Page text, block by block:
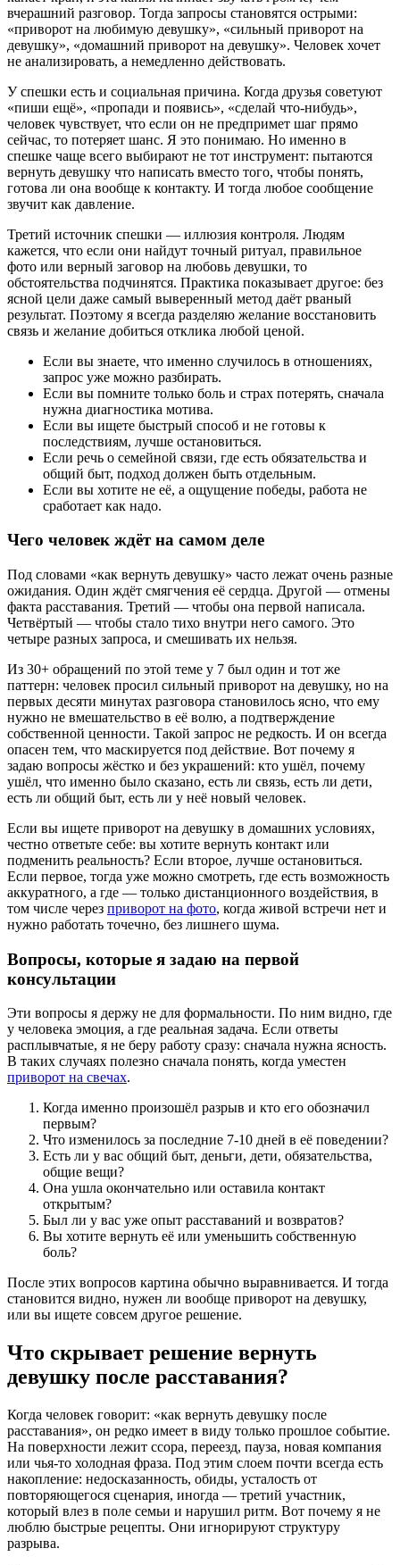
вчерашний разговор. Тогда запросы становятся острыми:
«приворот на любимую девушку», «сильный приворот на
девушку», «домашний приворот на девушку». Человек хочет
не анализировать, а немедленно действовать.
У спешки есть и социальная причина. Когда друзья советуют
«пиши ещё», «пропади и появись», «сделай что-нибудь»,
человек чувствует, что если он не предпримет шаг прямо
сейчас, то потеряет шанс. Я это понимаю. Но именно в
спешке чаще всего выбирают не тот инструмент: пытаются
вернуть девушку что написать вместо того, чтобы понять,
готова ли она вообще к контакту. И тогда любое сообщение
звучит как давление.
Третий источник спешки — иллюзия контроля. Людям
кажется, что если они найдут точный ритуал, правильное
фото или верный заговор на любовь девушки, то
обстоятельства подчинятся. Практика показывает другое: без
ясной цели даже самый выверенный метод даёт рваный
результат. Поэтому я всегда разделяю желание восстановить
связь и желание добиться отклика любой ценой.
Если вы знаете, что именно случилось в отношениях,
запрос уже можно разбирать.
Если вы помните только боль и страх потерять, сначала
нужна диагностика мотива.
Если вы ищете быстрый способ и не готовы к
последствиям, лучше остановиться.
Если речь о семейной связи, где есть обязательства и
общий быт, подход должен быть отдельным.
Если вы хотите не её, а ощущение победы, работа не
сработает как надо.
Чего человек ждёт на самом деле
Под словами «как вернуть девушку» часто лежат очень разные
ожидания. Один ждёт смягчения её сердца. Другой — отмены
факта расставания. Третий — чтобы она первой написала.
Четвёртый — чтобы стало тихо внутри него самого. Это
четыре разных запроса, и смешивать их нельзя.
Из 30+ обращений по этой теме у 7 был один и тот же
паттерн: человек просил сильный приворот на девушку, но на
первых десяти минутах разговора становилось ясно, что ему
нужно не вмешательство в её волю, а подтверждение
собственной ценности. Такой запрос не редкость. И он всегда
опасен тем, что маскируется под действие. Вот почему я
задаю вопросы жёстко и без украшений: кто ушёл, почему
ушёл, что именно было сказано, есть ли связь, есть ли дети,
есть ли общий быт, есть ли у неё новый человек.
Если вы ищете приворот на девушку в домашних условиях,
честно ответьте себе: вы хотите вернуть контакт или
подменить реальность? Если второе, лучше остановиться.
Если первое, тогда уже можно смотреть, где есть возможность
аккуратного, а где — только дистанционного воздействия, в
том числе через приворот на фото, когда живой встречи нет и
нужно работать точечно, без лишнего шума.
Вопросы, которые я задаю на первой
консультации
Эти вопросы я держу не для формальности. По ним видно, где
у человека эмоция, а где реальная задача. Если ответы
расплывчатые, я не беру работу сразу: сначала нужна ясность.
В таких случаях полезно сначала понять, когда уместен
приворот на свечах.
Когда именно произошёл разрыв и кто его обозначил
первым?
Что изменилось за последние 7-10 дней в её поведении?
Есть ли у вас общий быт, деньги, дети, обязательства,
общие вещи?
Она ушла окончательно или оставила контакт
открытым?
Был ли у вас уже опыт расставаний и возвратов?
Вы хотите вернуть её или уменьшить собственную
боль?
После этих вопросов картина обычно выравнивается. И тогда
становится видно, нужен ли вообще приворот на девушку,
или вы ищете совсем другое решение.
Что скрывает решение вернуть
девушку после расставания?
Когда человек говорит: «как вернуть девушку после
расставания», он редко имеет в виду только прошлое событие.
На поверхности лежит ссора, переезд, пауза, новая компания
или чья-то холодная фраза. Под этим слоем почти всегда есть
накопление: недосказанность, обиды, усталость от
повторяющегося сценария, иногда — третий участник,
который влез в поле семьи и нарушил ритм. Вот почему я не
люблю быстрые рецепты. Они игнорируют структуру
разрыва.